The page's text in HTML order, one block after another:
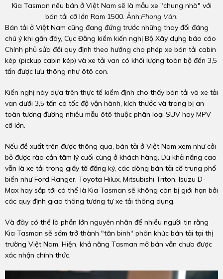
Kia Tasman nếu bán ở Việt Nam sẽ là mẫu xe "chung nhà" với
bán tải cỡ lớn Ram 1500. Ảnh:Phong Vân.
Bán tải ở Việt Nam cũng đang đứng trước những thay đổi đáng
chú ý khi gần đây, Cục Đăng kiểm kiến nghị Bộ Xây dựng báo cáo
Chính phủ sửa đổi quy định theo hướng cho phép xe bán tải cabin
kép (pickup cabin kép) và xe tải van có khối lượng toàn bộ đến 3,5
tấn được lưu thông như ôtô con.
Kiến nghị này dựa trên thực tế kiểm định cho thấy bán tải và xe tải
van dưới 3,5 tấn có tốc độ vận hành, kích thước và trang bị an
toàn tương đương nhiều mẫu ôtô thuộc phân loại SUV hay MPV
cỡ lớn.
Nếu đề xuất trên được thông qua, bán tải ở Việt Nam xem như cởi
bỏ được rào cản tâm lý cuối cùng ở khách hàng. Dù khả năng cao
vẫn là xe tải trong giấy tờ đăng ký, các dòng bán tải cỡ trung phổ
biến như Ford Ranger, Toyota Hilux, Mitsubishi Triton, Isuzu D-
Max hay sắp tới có thể là Kia Tasman sẽ không còn bị giới hạn bởi
các quy định giao thông tương tự xe tải thông dụng.
Và đây có thể là phần lớn nguyên nhân để nhiều người tin rằng
Kia Tasman sẽ sớm trở thành "tân binh" phân khúc bán tải tại thị
trường Việt Nam. Hiện, khả năng Tasman mở bán vẫn chưa được
xác nhận chính thức.